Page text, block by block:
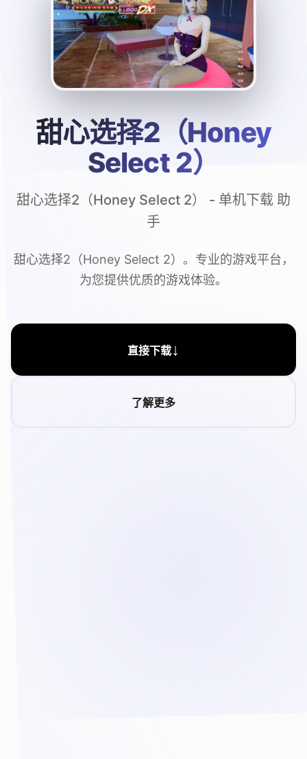
甜心选择2（Honey
Select 2）
甜心选择2（Honey Select 2） - 单机下载 助
手
甜心选择2（Honey Select 2）。专业的游戏平台，
为您提供优质的游戏体验。
直接下载↓
了解更多